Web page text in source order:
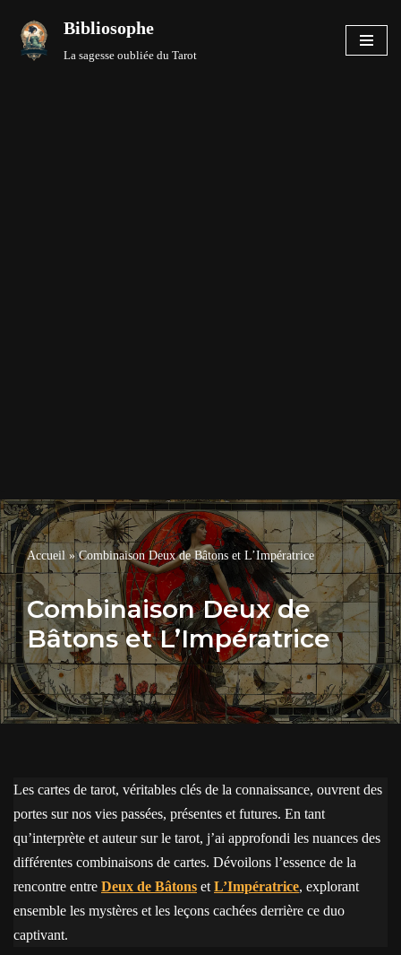
Aller
Bibliosophe
La sagesse oubliée du Tarot
Accueil»Combinaison Deux de Bâtons et L’Impératrice
Combinaison Deux de
Bâtons et L’Impératrice
Les cartes de tarot, véritables clés de la connaissance, ouvrent des
portes sur nos vies passées, présentes et futures. En tant
qu’interprète et auteur sur le tarot, j’ai approfondi les nuances des
différentes combinaisons de cartes. Dévoilons l’essence de la
rencontre entre Deux de Bâtons et L’Impératrice, explorant
ensemble les mystères et les leçons cachées derrière ce duo
captivant.